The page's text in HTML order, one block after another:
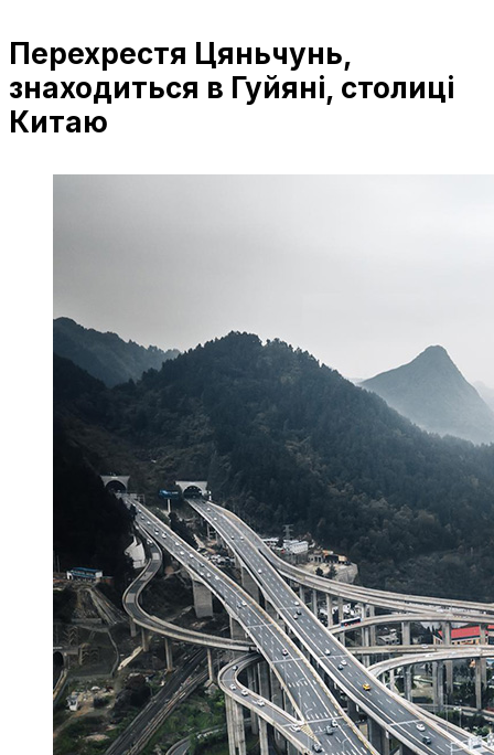
Перехрестя Цяньчунь,
знаходиться в Гуйяні, столиці
Китаю